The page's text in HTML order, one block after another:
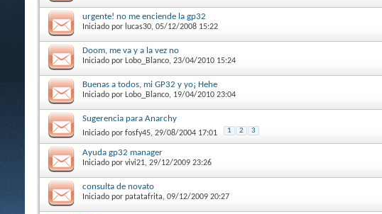
urgente! no me enciende la gp32
Iniciado por lucas30, 05/12/2008 15:22
Doom, me va y a la vez no
Iniciado por Lobo_Blanco, 23/04/2010 15:24
Buenas a todos, mi GP32 y yo¡ Hehe
Iniciado por Lobo_Blanco, 19/04/2010 23:04
Sugerencia para Anarchy
Iniciado por fosfy45, 29/08/2004 17:01 1 2 3
Ayuda gp32 manager
Iniciado por vivi21, 29/12/2009 23:26
consulta de novato
Iniciado por patatafrita, 09/12/2009 20:27